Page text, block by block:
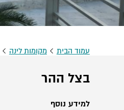
עמוד הבית מקומות לינה
בצל ההר
למידע נוסף